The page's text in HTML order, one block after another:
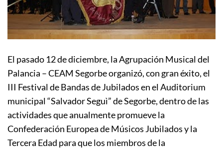
El pasado 12 de diciembre, la Agrupación Musical del
Palancia – CEAM Segorbe organizó, con gran éxito, el
III Festival de Bandas de Jubilados en el Auditorium
municipal “Salvador Seguì” de Segorbe, dentro de las
actividades que anualmente promueve la
Confederación Europea de Músicos Jubilados y la
Tercera Edad para que los miembros de la